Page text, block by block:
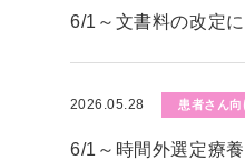
6/1～文書料の改定
2026.05.28 患者さん向
6/1～時間外選定療